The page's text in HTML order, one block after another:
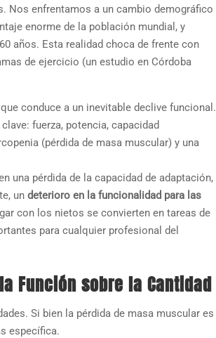
Nos enfrentamos a un cambio demográfico
enorme de la población mundial, y
años. Esta realidad choca de frente con
de ejercicio (un estudio en Córdoba
conduce a un inevitable declive funcional.
fuerza, potencia, capacidad
(pérdida de masa muscular) y una
una pérdida de la capacidad de adaptación,
un deterioro en la funcionalidad para las
con los nietos se convierten en tareas de
para cualquier profesional del
Función sobre la Cantidad
Si bien la pérdida de masa muscular es
específica.